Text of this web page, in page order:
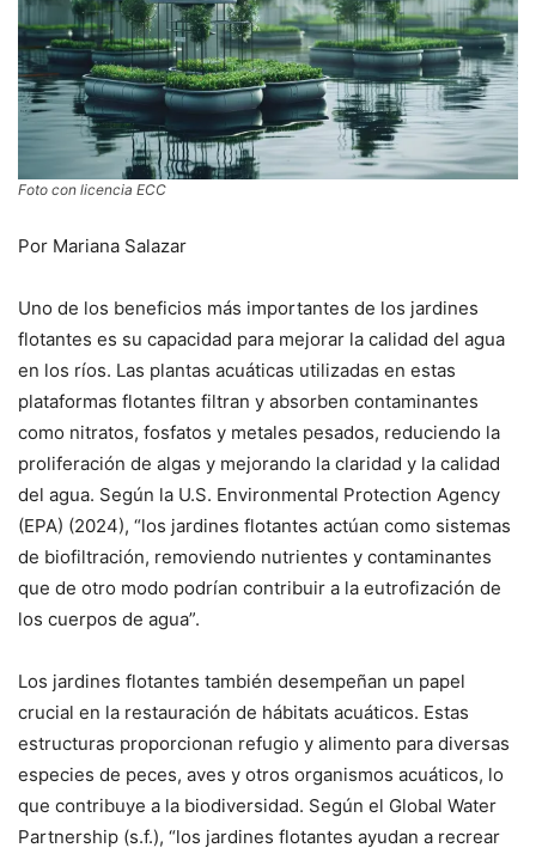
Foto con licencia ECC
Por Mariana Salazar
Uno de los beneficios más importantes de los jardines
flotantes es su capacidad para mejorar la calidad del agua
en los ríos. Las plantas acuáticas utilizadas en estas
plataformas flotantes filtran y absorben contaminantes
como nitratos, fosfatos y metales pesados, reduciendo la
proliferación de algas y mejorando la claridad y la calidad
del agua. Según la U.S. Environmental Protection Agency
(EPA) (2024), “los jardines flotantes actúan como sistemas
de biofiltración, removiendo nutrientes y contaminantes
que de otro modo podrían contribuir a la eutrofización de
los cuerpos de agua”.
Los jardines flotantes también desempeñan un papel
crucial en la restauración de hábitats acuáticos. Estas
estructuras proporcionan refugio y alimento para diversas
especies de peces, aves y otros organismos acuáticos, lo
que contribuye a la biodiversidad. Según el Global Water
Partnership (s.f.), “los jardines flotantes ayudan a recrear